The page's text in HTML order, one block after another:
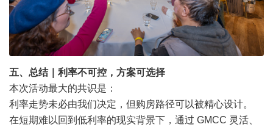
五、总结｜利率不可控，方案可选择
本次活动最大的共识是：
利率走势未必由我们决定，但购房路径可以被精心设计。
在短期难以回到低利率的现实背景下，通过 GMCC 灵活、